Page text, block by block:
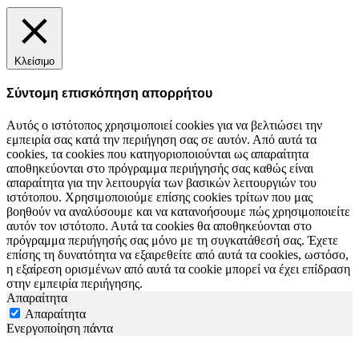
Κλείσιμο
Σύντομη επισκόπηση απορρήτου
Αυτός ο ιστότοπος χρησιμοποιεί cookies για να βελτιώσει την
εμπειρία σας κατά την περιήγηση σας σε αυτόν. Από αυτά τα
cookies, τα cookies που κατηγοριοποιούνται ως απαραίτητα
αποθηκεύονται στο πρόγραμμα περιήγησής σας καθώς είναι
απαραίτητα για την λειτουργία των βασικών λειτουργιών του
ιστότοπου. Χρησιμοποιούμε επίσης cookies τρίτων που μας
βοηθούν να αναλύσουμε και να κατανοήσουμε πώς χρησιμοποιείτε
αυτόν τον ιστότοπο. Αυτά τα cookies θα αποθηκεύονται στο
πρόγραμμα περιήγησής σας μόνο με τη συγκατάθεσή σας. Έχετε
επίσης τη δυνατότητα να εξαιρεθείτε από αυτά τα cookies, ωστόσο,
η εξαίρεση ορισμένων από αυτά τα cookie μπορεί να έχει επίδραση
στην εμπειρία περιήγησης.
Απαραίτητα
Απαραίτητα
Ενεργοποίηση πάντα